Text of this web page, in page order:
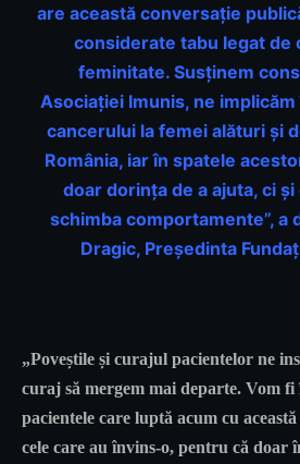
are această conversație
considerate tabu legat de
feminitate. Susținem
Asociației Imunis, ne
cancerului la femei alături și
România, iar în spatele
doar dorința de a ajuta, ci și
schimba comportamente”, a
Dragic, Președinta
„Poveștile și curajul pacientelor ne
curaj să mergem mai departe. Vom
pacientele care luptă acum cu
cele care au învins-o, pentru că doar